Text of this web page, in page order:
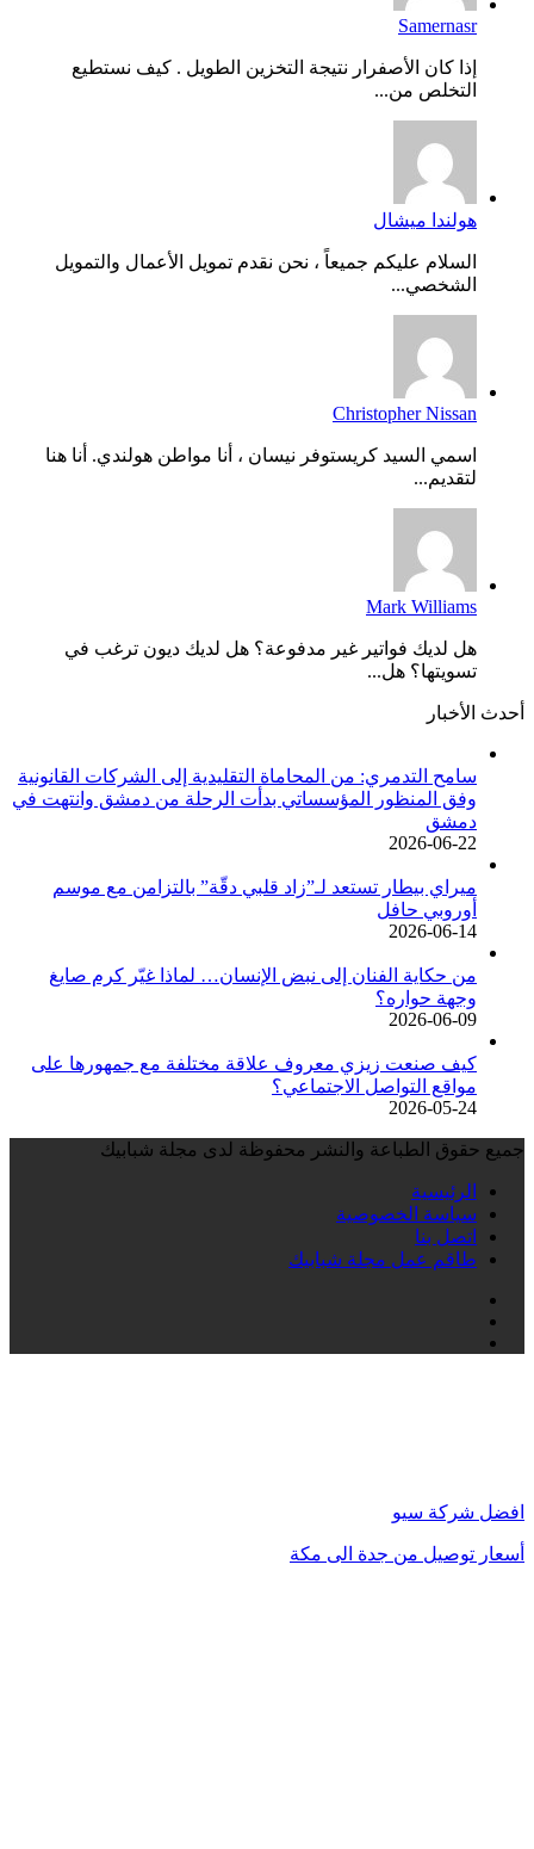
Samernasr
إذا كان الأصفرار نتيجة التخزين الطويل . كيف نستطيع
التخلص من...
هولندا ميشال
السلام عليكم جميعاً ، نحن نقدم تمويل الأعمال والتمويل
الشخصي...
Christopher Nissan
اسمي السيد كريستوفر نيسان ، أنا مواطن هولندي. أنا هنا
لتقديم...
Mark Williams
هل لديك فواتير غير مدفوعة؟ هل لديك ديون ترغب في
تسويتها؟ هل...
أحدث الأخبار
سامح التدمري: من المحاماة التقليدية إلى الشركات القانونية
وفق المنظور المؤسساتي بدأت الرحلة من دمشق وانتهت في
دمشق
2026-06-22
ميراي بيطار تستعد لـ”زاد قلبي دقّة” بالتزامن مع موسم
أوروبي حافل
2026-06-14
من حكاية الفنان إلى نبض الإنسان… لماذا غيّر كرم صايغ
وجهة حواره؟
2026-06-09
كيف صنعت زيزي معروف علاقة مختلفة مع جمهورها على
مواقع التواصل الاجتماعي؟
2026-05-24
جميع حقوق الطباعة والنشر محفوظة لدى مجلة شبابيك
الرئيسية
سياسة الخصوصية
اتصل بنا
طاقم عمل مجلة شبابيك
افضل شركة سيو
أسعار توصيل من جدة الى مكة